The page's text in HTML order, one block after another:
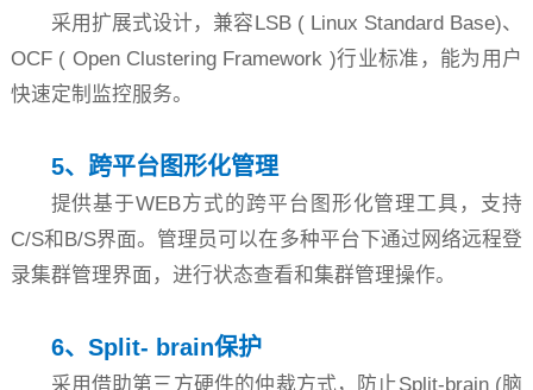
采用扩展式设计，兼容LSB ( Linux Standard Base)、
OCF ( Open Clustering Framework )行业标准，能为用户
快速定制监控服务。
5、跨平台图形化管理
提供基于WEB方式的跨平台图形化管理工具，支持
C/S和B/S界面。管理员可以在多种平台下通过网络远程登
录集群管理界面，进行状态查看和集群管理操作。
6、Split- brain保护
采用借助第三方硬件的仲裁方式，防止Split-brain (脑